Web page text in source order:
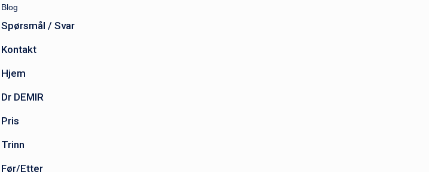
Blog
Spørsmål / Svar
Kontakt
Hjem
Dr DEMIR
Pris
Trinn
Før/Etter